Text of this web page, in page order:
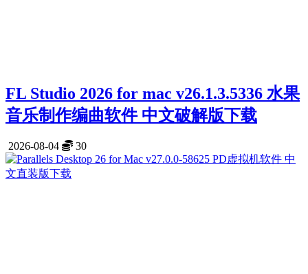
FL Studio 2026 for mac v26.1.3.5336 水果
音乐制作编曲软件 中文破解版下载
2026-08-04 30